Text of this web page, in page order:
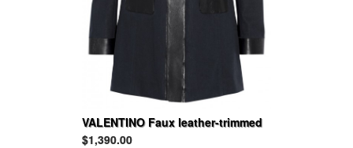
VALENTINO Faux leather-trimmed
cotton-poplin coat
$1,390.00